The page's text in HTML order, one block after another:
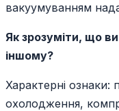
вакуумуванням
Як зрозуміти, що
іншому?
Характерні ознаки:
охолодження,